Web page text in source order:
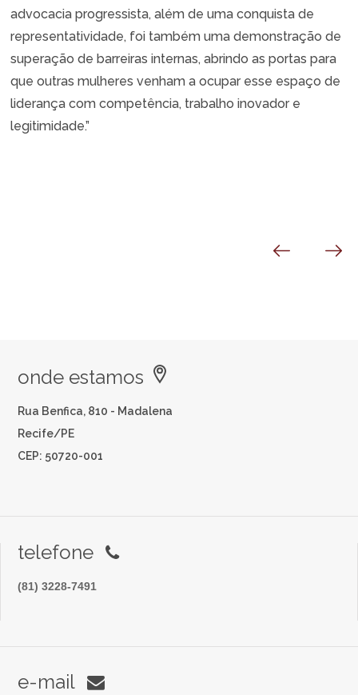
advocacia progressista, além de uma conquista de
representatividade, foi também uma demonstração de
superação de barreiras internas, abrindo as portas para
que outras mulheres venham a ocupar esse espaço de
liderança com competência, trabalho inovador e
legitimidade.”
onde estamos
Rua Benfica, 810 - Madalena
Recife/PE
CEP: 50720-001
telefone
(81) 3228-7491
e-mail